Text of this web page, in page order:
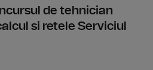
de tehnician
si retele Serviciul